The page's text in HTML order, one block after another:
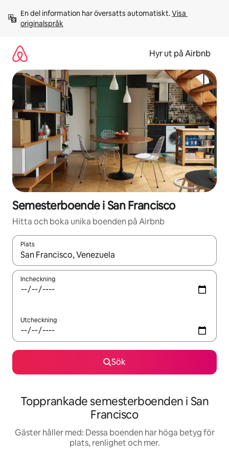
innehåll
En del information har översatts automatiskt. Visa
originalspråk
Hyr ut på Airbnb
Semesterboende i San Francisco
Hitta och boka unika boenden på Airbnb
Plats
När resultaten är tillgängliga kan du navigera med upp- och
Incheckning
Utcheckning
Sök
Topprankade semesterboenden i San
Francisco
Gäster håller med: Dessa boenden har höga betyg för
plats, renlighet och mer.